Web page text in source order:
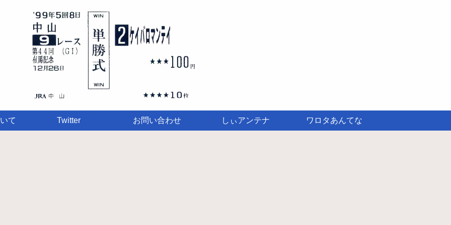
て Twitter お問い合わせ しぃアンテナ ワロタあんてな